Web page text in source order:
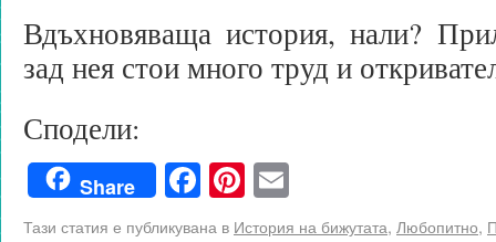
Вдъхновяваща история, нали?
зад нея стои много труд и
Сподели:
Share Facebook
Pinterest
Тази статия е публикувана в История на бижутата, Любопитно,